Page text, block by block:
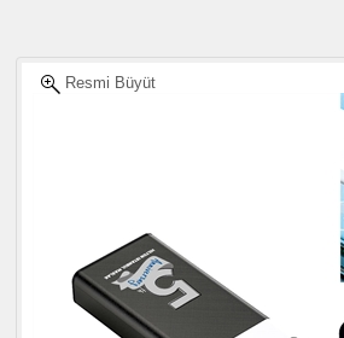
Resmi Büyüt